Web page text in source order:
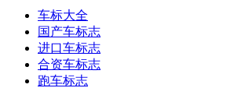
车标大全
国产车标志
进口车标志
合资车标志
跑车标志